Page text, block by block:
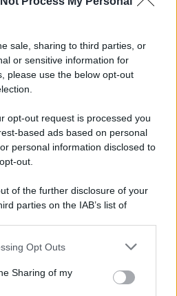
sale, sharing to third parties, or
or sensitive information for
please use the below opt-out
opt-out request is processed you
based ads based on personal
personal information disclosed to
out.
of the further disclosure of your
parties on the IAB’s list of
be disclosed by us to third parties
Opt Outs
Sharing of my
- P.IVA 04827280654 - Testata
Inferiore N. 8/2020 - RG N.
35792 – ISCRITTA ALL’ANSO
STAMPA ONLINE)
PRIVACY